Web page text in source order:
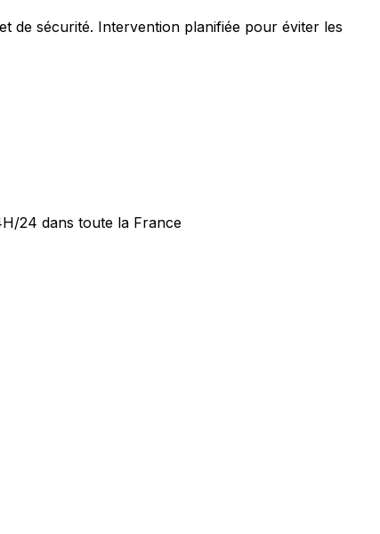
de sécurité. Intervention planifiée pour éviter les
24 dans toute la France